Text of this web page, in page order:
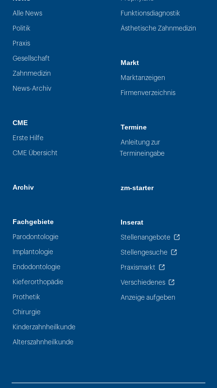
Alle News
Politik
Praxis
Gesellschaft
Zahnmedizin
News-Archiv
CME
Erste Hilfe
CME Übersicht
Archiv
Fachgebiete
Parodontologie
Implantologie
Endodontologie
Kieferorthopädie
Prothetik
Chirurgie
Kinderzahnheilkunde
Alterszahnheilkunde
Funktionsdiagnostik
Ästhetische Zahnmedizin
Markt
Marktanzeigen
Firmenverzeichnis
Termine
Anleitung zur
Termineingabe
zm-starter
Inserat
Stellenangebote
Stellengesuche
Praxismarkt
Verschiedenes
Anzeige aufgeben